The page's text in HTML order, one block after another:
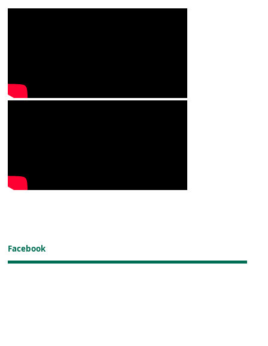
Facebook